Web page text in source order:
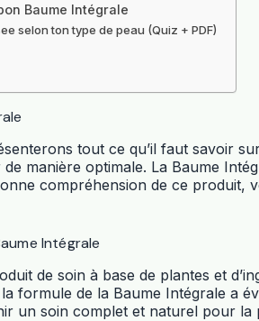
Baume Intégrale
selon ton type de peau (Quiz + PDF)
tout ce qu’il faut savoir
de manière optimale. La Baume
compréhension de ce
Intégrale
de soin à base de plantes et
formule de la Baume Intégrale a
un soin complet et naturel pour